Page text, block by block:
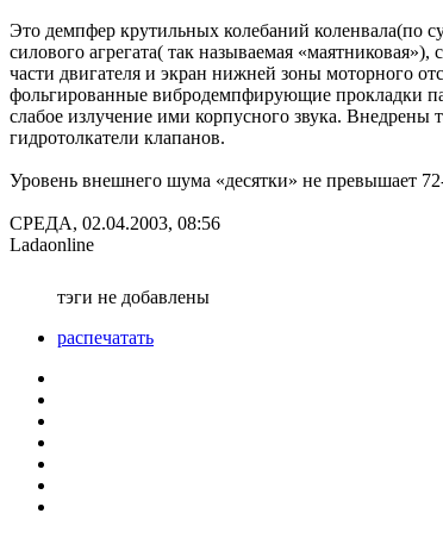
Это демпфер крутильных колебаний коленвала(по
силового агрегата( так называемая
части двигателя и экран нижней зоны моторного
фольгированные вибродемпфирующие прокладки
слабое излучение ими корпусного звука. Внедрены
гидротолкатели клапанов.
Уровень внешнего шума «десятки» не превышает
СРЕДА, 02.04.2003, 08:56
Ladaonline
тэги не добавлены
распечатать